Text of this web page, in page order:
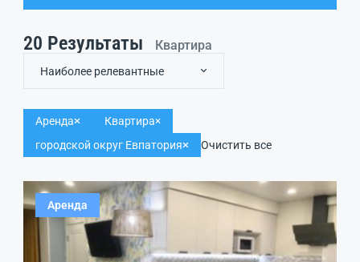
20 Результаты Квартира
Наиболее релевантные
Аренда
Квартира
городской округ Евпатория
Очистить все
Аренда